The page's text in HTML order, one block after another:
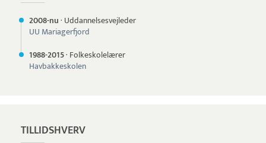
2008-nu· Uddannelsesvejleder
UU Mariagerfjord
1988-2015· Folkeskolelærer
Havbakkeskolen
TILLIDSHVERV